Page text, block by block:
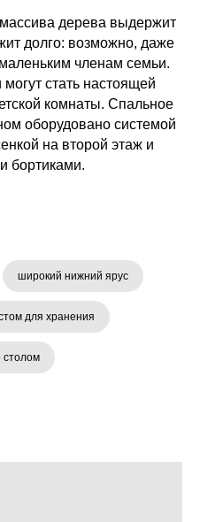
дерева выдержит
долго: возможно, даже
членам семьи.
стать настоящей
комнаты. Спальное
оборудовано системой
на второй этаж и
бортиками.
широкий нижний ярус
для хранения
столом